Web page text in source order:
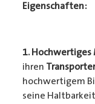
Eigenschaften:
1. Hochwertiges
ihren Transporter
hochwertigem
seine